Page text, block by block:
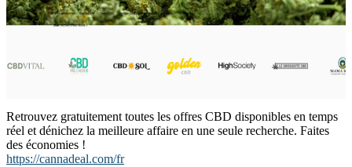
Retrouvez gratuitement toutes les offres CBD disponibles en temps
réel et dénichez la meilleure affaire en une seule recherche. Faites
des économies !
https://cannadeal.com/fr